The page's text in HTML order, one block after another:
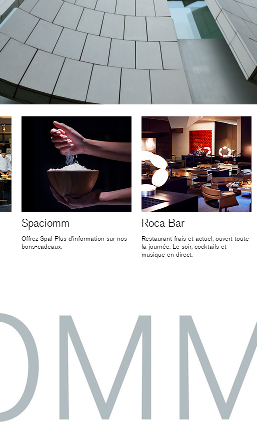
Spaciomm
Offrez Spa! Plus d’information sur nos
bons-cadeaux.
Roca Bar
Restaurant frais et actuel, ouvert toute
la journée. Le soir, cocktails et
musique en direct.